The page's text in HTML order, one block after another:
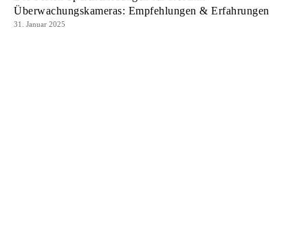
Überwachungskameras: Empfehlungen & Erfahrungen
31. Januar 2025